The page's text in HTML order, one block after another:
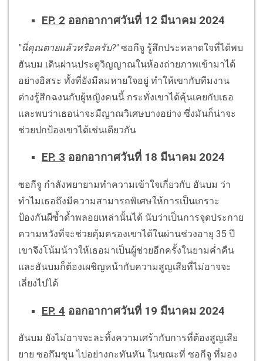
EP. 2 ออกอากาศวันที่ 12 มีนาคม 2024
"นี่คุณตายแล้วหรือครับ?"ซอกีจู รู้สึกประหลาดใจที่ได้พบ
ฮันบม เดินผ่านประตูวิญญาณในห้องถ่ายภาพเข้ามาได้
อย่างอิสระ ทั้งที่ยังมีลมหายใจอยู่ ทำให้เขากับทีมงาน
ต่างรู้สึกฉงนกับผู้หญิงคนนี้ กระทั่งเขาได้คุ้นเคยกับเธอ
และพบว่าเธอน่าจะมีญาณวิเศษบางอย่าง ซึ่งมันก็น่าจะ
ช่วยปกป้องเขาได้เช่นเดียวกัน
EP. 3 ออกอากาศวันที่ 18 มีนาคม 2024
ซอกีจู กำลังพยายามทำความเข้าใจเกี่ยวกับ ฮันบม ว่า
ทำไมเธอถึงมีความสามารถพิเศษให้การเป็นเกราะ
ป้องกันผีซ้ำด้ำพลอยเหล่านั้นได้ นับว่าเป็นการจุดประกาย
ความหวังที่จะช่วยคุ้มครองเขาได้ในผ่านช่วงอายุ 35 ปี
เขาจึงโน้มน้าวให้เธอมาเป็นผู้ช่วยอีกครั้งในยามค่ำคืน
และฮันบมก็ต้องเผชิญหน้ากับความสูญเสียที่ไม่อาจจะ
เลี่ยงไปได้
EP. 4 ออกอากาศวันที่ 19 มีนาคม 2024
ฮันบม ยังไม่อาจจะละทิ้งความเศร้ากับการที่ต้องสูญเสีย
ยาย ซอกึมซุน ไปอย่างกะทันหัน ในขณะที่ ซอกีจู ที่มอง